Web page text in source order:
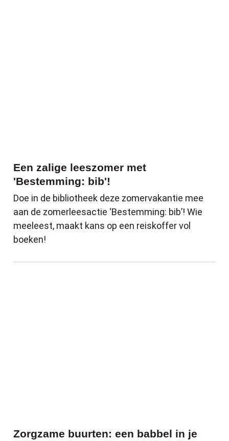
Een zalige leeszomer met
'Bestemming: bib'!
Doe in de bibliotheek deze zomervakantie mee
aan de zomerleesactie ‘Bestemming: bib’! Wie
meeleest, maakt kans op een reiskoffer vol
boeken!
Zorgzame buurten: een babbel in je